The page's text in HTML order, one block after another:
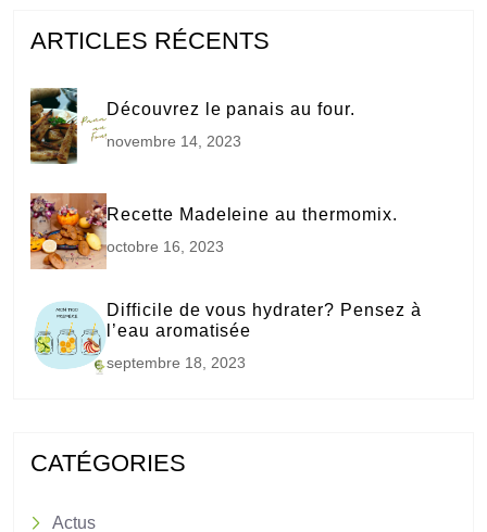
ARTICLES RÉCENTS
Découvrez le panais au four.
novembre 14, 2023
Recette Madeleine au thermomix.
octobre 16, 2023
Difficile de vous hydrater? Pensez à
l’eau aromatisée
septembre 18, 2023
CATÉGORIES
Actus